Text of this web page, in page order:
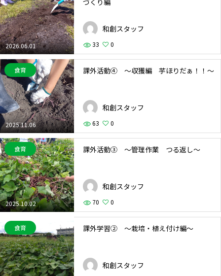
2026.06.01
づくり編
和創スタッフ
33 0
2025.11.06
食育 課外活動④ ～収獲編 芋ほりだぁ！！～
和創スタッフ
63 0
2025.10.02
食育 課外活動③ ～管理作業 つる返し～
和創スタッフ
70 0
食育 課外学習② ～栽培・植え付け編～
和創スタッフ